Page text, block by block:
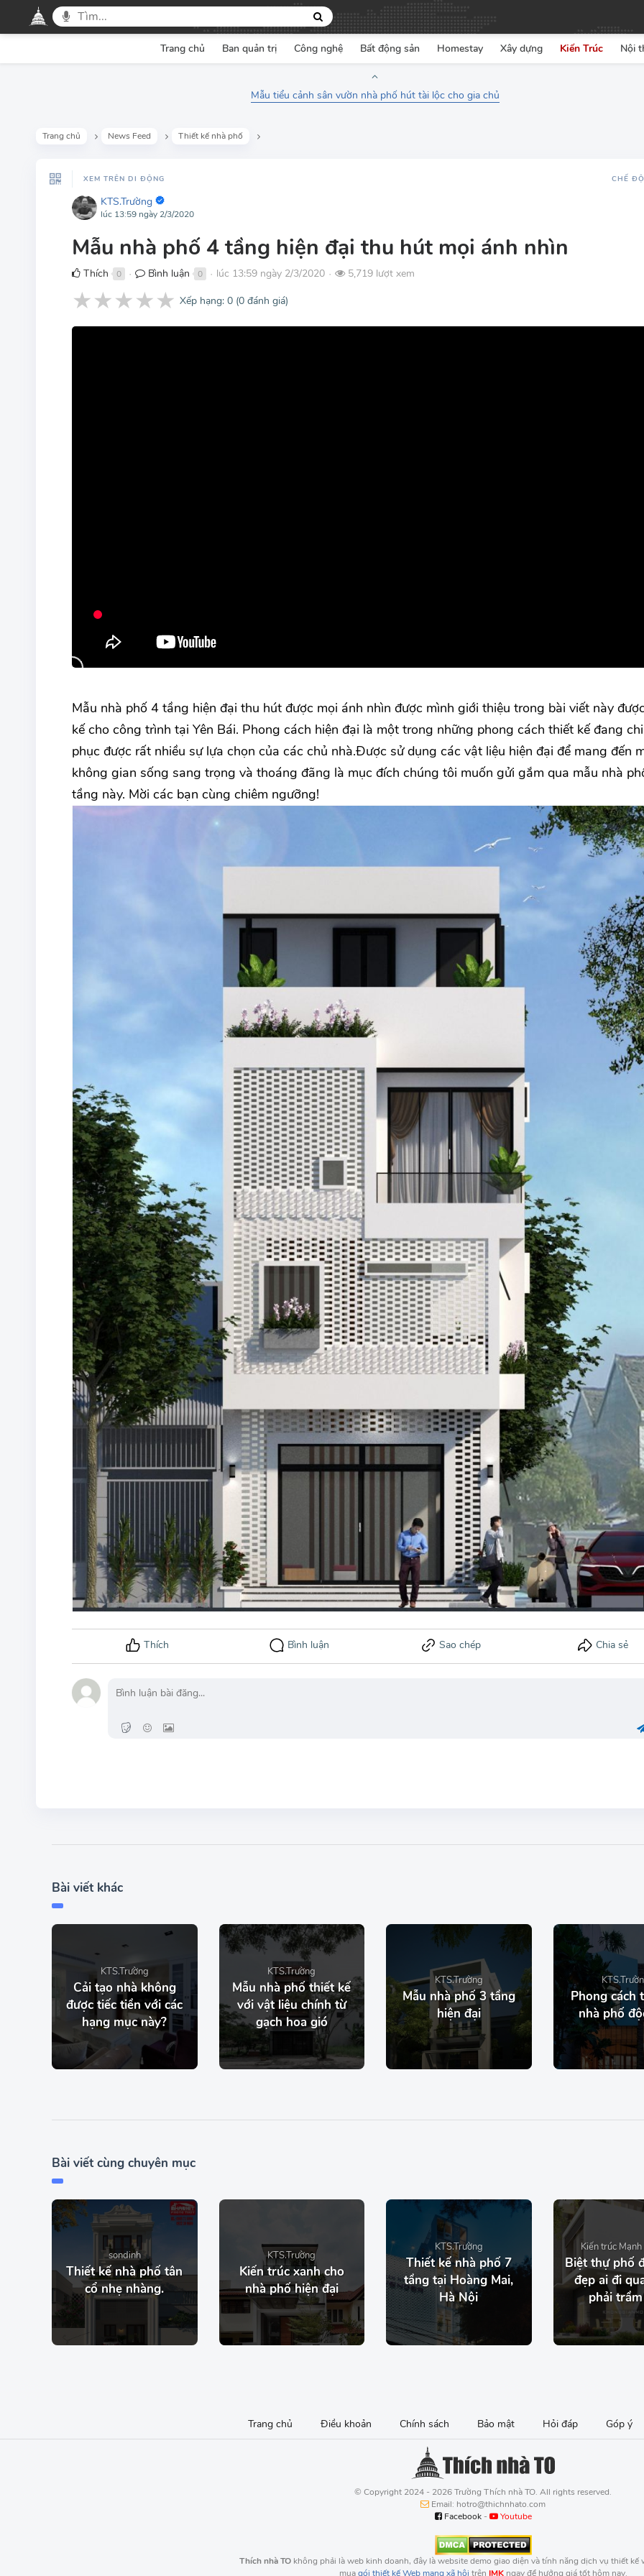
Trang chủ Ban quản trị Công nghệ Bất động sản Homestay Xây dựng Kiến Trúc Nội
Mẫu tiểu cảnh sân vườn nhà phố hút tài lộc cho gia chủ
Trang chủ News Feed Thiết kế nhà phố
XEM TRÊN DI ĐỘNG CHẾ
KTS.Trường
lúc 13:59 ngày 2/3/2020
Mẫu nhà phố 4 tầng hiện đại thu hút mọi ánh nhìn
Thích 0 ● Bình luận 0 ● lúc 13:59 ngày 2/3/2020 ● 5,719 lượt xem
★★★★★ Xếp hạng: 0 (0đánh giá)
Mẫu nhà phố 4 tầng hiện đại thu hút được mọi ánh nhìn được mình giới thiệu trong bài viết này
kế cho công trình tại Yên Bái. Phong cách hiện đại là một trong những phong cách thiết kế đang
phục được rất nhiều sự lựa chọn của các chủ nhà.Được sử dụng các vật liệu hiện đại để mang đến
không gian sống sang trọng và thoáng đãng là mục đích chúng tôi muốn gửi gắm qua mẫu nhà
tầng này. Mời các bạn cùng chiêm ngưỡng!
Bài viết khác
KTS.Trường
Cải tạo nhà không
được tiếc tiền với các
hạng mục này?
KTS.Trường
Mẫu nhà phố thiết kế
với vật liệu chính từ
gạch hoa gió
KTS.Trường
Mẫu nhà phố 3 tầng
hiện đại
Phong cách
nhà phố
Bài viết cùng chuyên mục
sondinh
Thiết kế nhà phố tân
cổ nhẹ nhàng.
KTS.Trường
Kiến trúc xanh cho
nhà phố hiện đại
KTS.Trường
Thiết kế nhà phố 7
tầng tại Hoàng Mai,
Hà Nội
Kiến trúc
Biệt thự phố
đẹp ai đi
phải
Trang chủ Điều khoản Chính sách Bảo mật Hỏi đáp Góp ý
© Copyright 2024 - 2026 Trường Thích nhà TO. All rights reserved.
Email: hotro@thichnhato.com
Facebook- Youtube
Thích nhà TOkhông phải là web kinh doanh, đây là website demo giao diện và tính năng dịch vụ thiết kế
muagói thiết kế Web mạng xã hội trên IMKngay để hưởng giá tốt hôm nay.